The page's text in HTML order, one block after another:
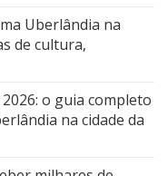
Uberlândia na
de cultura,
o guia completo
na cidade da